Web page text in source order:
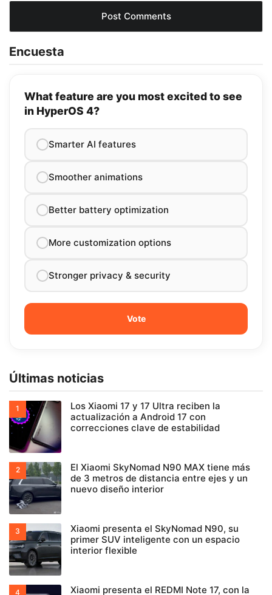
Encuesta
What feature are you most excited to see
in HyperOS 4?
Smarter AI features
Smoother animations
Better battery optimization
More customization options
Stronger privacy & security
Últimas noticias
Los Xiaomi 17 y 17 Ultra reciben la
actualización a Android 17 con
correcciones clave de estabilidad
El Xiaomi SkyNomad N90 MAX tiene más
de 3 metros de distancia entre ejes y un
nuevo diseño interior
Xiaomi presenta el SkyNomad N90, su
primer SUV inteligente con un espacio
interior flexible
Xiaomi presenta el REDMI Note 17, con la